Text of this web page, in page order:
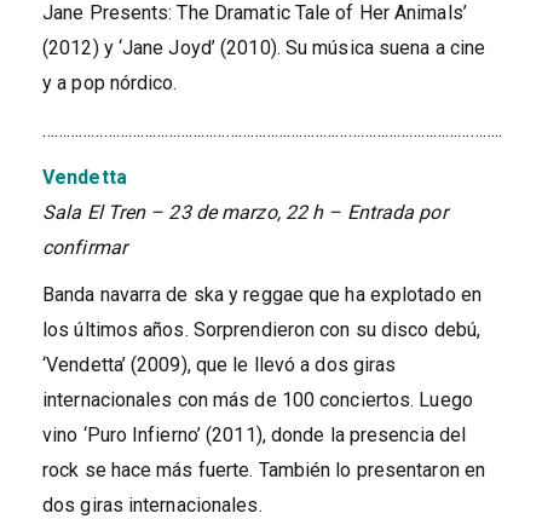
Jane Presents: The Dramatic Tale of Her Animals’
(2012) y ‘Jane Joyd’ (2010). Su música suena a cine
y a pop nórdico.
…………………………………………………………………………………………………..
Vendetta
Sala El Tren – 23 de marzo, 22 h – Entrada por
confirmar
Banda navarra de ska y reggae que ha explotado en
los últimos años. Sorprendieron con su disco debú,
‘Vendetta’ (2009), que le llevó a dos giras
internacionales con más de 100 conciertos. Luego
vino ‘Puro Infierno’ (2011), donde la presencia del
rock se hace más fuerte. También lo presentaron en
dos giras internacionales.